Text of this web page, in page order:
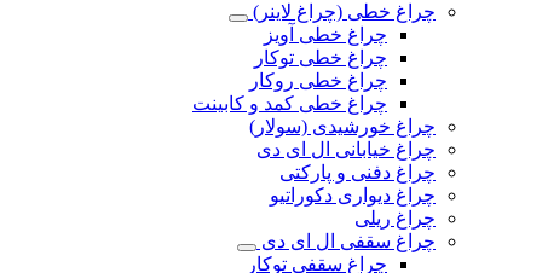
چراغ خطی (چراغ لاینر)
چراغ خطی آویز
چراغ خطی توکار
چراغ خطی روکار
چراغ خطی کمد و کابینت
چراغ خورشیدی (سولار)
چراغ خیابانی ال ای دی
چراغ دفنی و پارکتی
چراغ دیواری دکوراتیو
چراغ ریلی
چراغ سقفی ال ای دی
چراغ سقفی توکار